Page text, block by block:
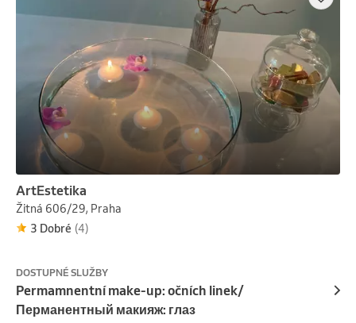
ArtEstetika
Žitná 606/29, Praha
3 Dobré (4)
DOSTUPNÉ SLUŽBY
Permamnentní make-up: očních linek/
Перманентный макияж: глаз